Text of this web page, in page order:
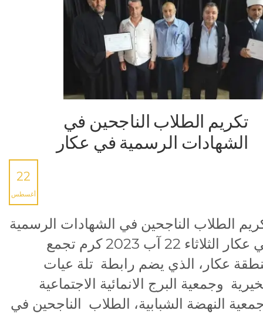
تكريم الطلاب الناجحين في
الشهادات الرسمية في عكار
22
أغسطس
الطلاب الناجحين في الشهادات الرسمية
في عكار الثلاثاء 22 آب 2023 كرم تجمع
عكار، الذي يضم رابطة تلة عيات
وجمعية البرج الانمائية الاجتماعية
النهضة الشبابية، الطلاب الناجحين في